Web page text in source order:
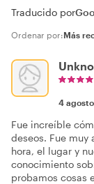
Traducido por
Ordenar por:
4
Fue increíble
deseos. Fue muy
hora, el lugar y
conocimiento
probamos cosas